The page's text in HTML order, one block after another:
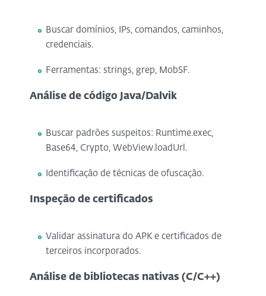
Buscar domínios, IPs, comandos, caminhos,
credenciais.
Ferramentas: strings, grep, MobSF.
Análise de código Java/Dalvik
Buscar padrões suspeitos: Runtime.exec,
Base64, Crypto, WebView.loadUrl.
Identificação de técnicas de ofuscação.
Inspeção de certificados
Validar assinatura do APK e certificados de
terceiros incorporados.
Análise de bibliotecas nativas (C/C++)